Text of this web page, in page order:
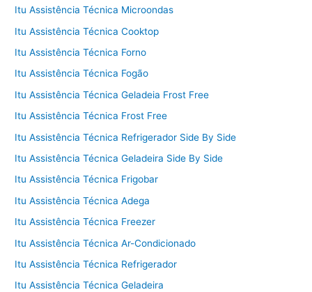
Itu Assistência Técnica Microondas
Itu Assistência Técnica Cooktop
Itu Assistência Técnica Forno
Itu Assistência Técnica Fogão
Itu Assistência Técnica Geladeia Frost Free
Itu Assistência Técnica Frost Free
Itu Assistência Técnica Refrigerador Side By Side
Itu Assistência Técnica Geladeira Side By Side
Itu Assistência Técnica Frigobar
Itu Assistência Técnica Adega
Itu Assistência Técnica Freezer
Itu Assistência Técnica Ar-Condicionado
Itu Assistência Técnica Refrigerador
Itu Assistência Técnica Geladeira